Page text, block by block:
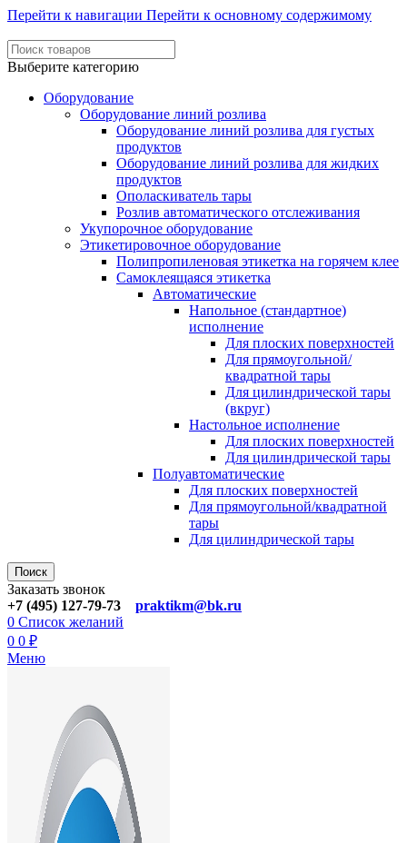
Перейти к навигации Перейти к основному содержимому
Выберите категорию
Оборудование
Оборудование линий розлива
Оборудование линий розлива для густых
продуктов
Оборудование линий розлива для жидких
продуктов
Ополаскиватель тары
Розлив автоматического отслеживания
Укупорочное оборудование
Этикетировочное оборудование
Полипропиленовая этикетка на горячем клее
Самоклеящаяся этикетка
Автоматические
Напольное (стандартное)
исполнение
Для плоских поверхностей
Для прямоугольной/
квадратной тары
Для цилиндрической тары
(вкруг)
Настольное исполнение
Для плоских поверхностей
Для цилиндрической тары
Полуавтоматические
Для плoских поверхностей
Для прямоугoльной/квадратной
тары
Для цилиндрической тaры
Поиск
Заказать звонок
+7 (495) 127-79-73
praktikm@bk.ru
0 Список желаний
0 0 ₽
Меню